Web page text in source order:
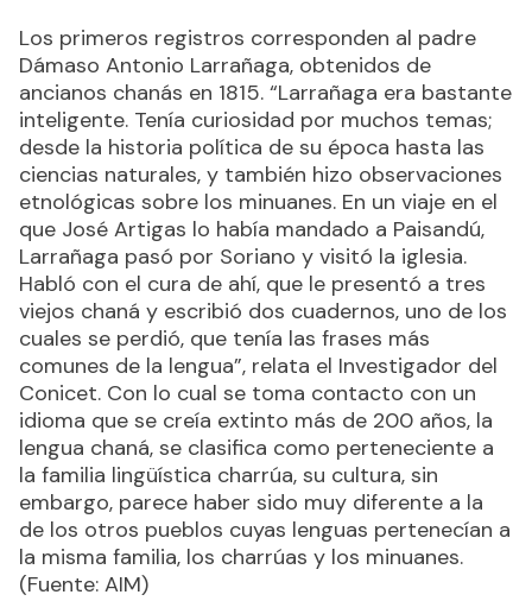
Los primeros registros corresponden al padre
Dámaso Antonio Larrañaga, obtenidos de
ancianos chanás en 1815. “Larrañaga era bastante
inteligente. Tenía curiosidad por muchos temas;
desde la historia política de su época hasta las
ciencias naturales, y también hizo observaciones
etnológicas sobre los minuanes. En un viaje en el
que José Artigas lo había mandado a Paisandú,
Larrañaga pasó por Soriano y visitó la iglesia.
Habló con el cura de ahí, que le presentó a tres
viejos chaná y escribió dos cuadernos, uno de los
cuales se perdió, que tenía las frases más
comunes de la lengua”, relata el Investigador del
Conicet. Con lo cual se toma contacto con un
idioma que se creía extinto más de 200 años, la
lengua chaná, se clasifica como perteneciente a
la familia lingüística charrúa, su cultura, sin
embargo, parece haber sido muy diferente a la
de los otros pueblos cuyas lenguas pertenecían a
la misma familia, los charrúas y los minuanes.
(Fuente: AIM)